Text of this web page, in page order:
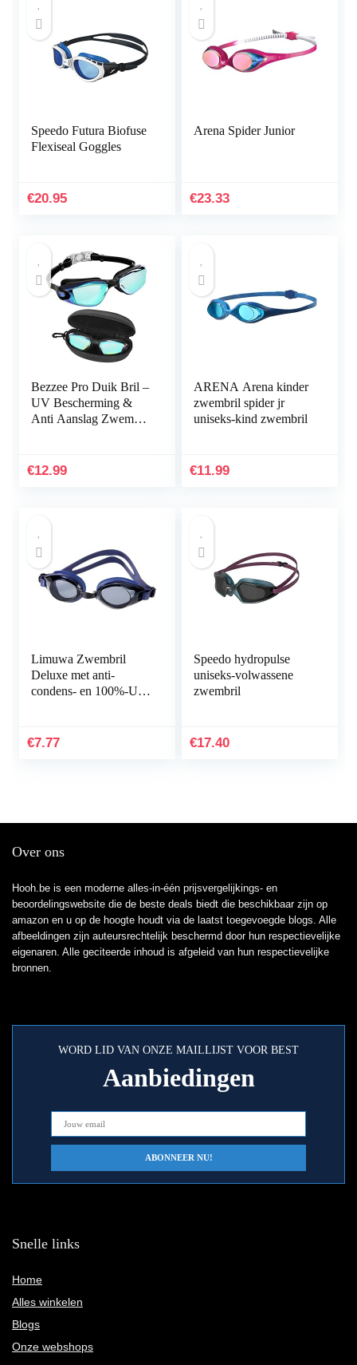
Speedo Futura Biofuse
Flexiseal Goggles
€20.95
Arena Spider Junior
€23.33
Bezzee Pro Duik Bril –
UV Bescherming &
Anti Aanslag Zwembril
Siliconen Band…
€12.99
ARENA Arena kinder
zwembril spider jr
uniseks-kind zwembril
€11.99
Limuwa Zwembril
Deluxe met anti-
condens- en 100%-UV-
€7.77
Speedo hydropulse
uniseks-volwassene
zwembril
€17.40
Over ons
Hooh.be is een moderne alles-in-één prijsvergelijkings- en
beoordelingswebsite die de beste deals biedt die beschikbaar zijn op
amazon en u op de hoogte houdt via de laatst toegevoegde blogs. Alle
afbeeldingen zijn auteursrechtelijk beschermd door hun respectievelijke
eigenaren. Alle geciteerde inhoud is afgeleid van hun respectievelijke
bronnen.
WORD LID VAN ONZE MAILLIJST VOOR BEST
Aanbiedingen
Snelle links
Home
Alles winkelen
Blogs
Onze webshops